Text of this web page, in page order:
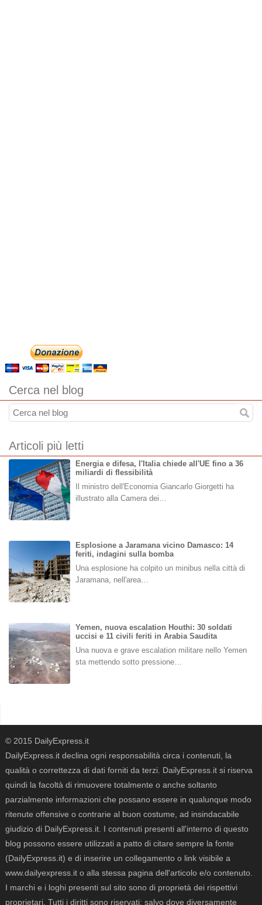
Cerca nel blog
Articoli più letti
Energia e difesa, l'Italia chiede all'UE fino a 36
miliardi di flessibilità
Il ministro dell'Economia Giancarlo Giorgetti ha
illustrato alla Camera dei…
Esplosione a Jaramana vicino Damasco: 14
feriti, indagini sulla bomba
Una esplosione ha colpito un minibus nella città di
Jaramana, nell'area…
Yemen, nuova escalation Houthi: 30 soldati
uccisi e 11 civili feriti in Arabia Saudita
Una nuova e grave escalation militare nello Yemen
sta mettendo sotto pressione…
© 2015 DailyExpress.it
DailyExpress.it declina ogni responsabilità circa i contenuti, la
qualità o correttezza di dati forniti da terzi. DailyExpress.it si riserva
quindi la facoltà di rimuovere totalmente o anche soltanto
parzialmente informazioni che possano essere in qualunque modo
ritenute offensive o contrarie al buon costume, ad insindacabile
giudizio di DailyExpress.it. I contenuti presenti all'interno di questo
blog possono essere utilizzati a patto di citare sempre la fonte
(DailyExpress.it) e di inserire un collegamento o link visibile a
www.dailyexpress.it o alla stessa pagina dell'articolo e/o contenuto.
I marchi e i loghi presenti sul sito sono di proprietà dei rispettivi
proprietari. Tutti i diritti sono riservati; salvo dove diversamente